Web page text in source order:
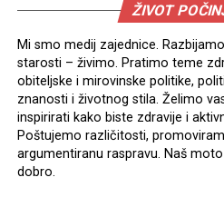
ŽIVOT
Mi smo medij zajednice.
starosti – živimo. Pratimo teme
obiteljske i mirovinske politike,
znanosti i životnog stila. Želimo
inspirirati kako biste zdravije i
Poštujemo različitosti,
argumentiranu raspravu. Naš
dobro.